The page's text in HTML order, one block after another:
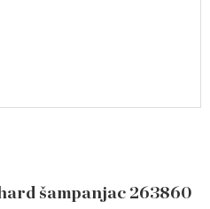
šampanjac 263860